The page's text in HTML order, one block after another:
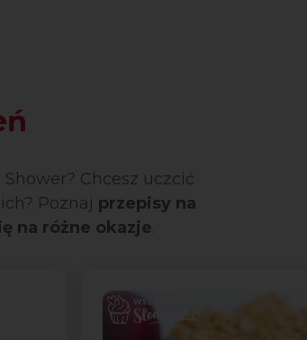
Chcesz uczcić
Poznaj przepisy na
na różne okazje.